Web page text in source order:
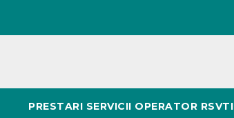
PRESTARI SERVICII OPERATOR RSVTI